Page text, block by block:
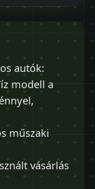
autók:
modell a
műszaki
vásárlás